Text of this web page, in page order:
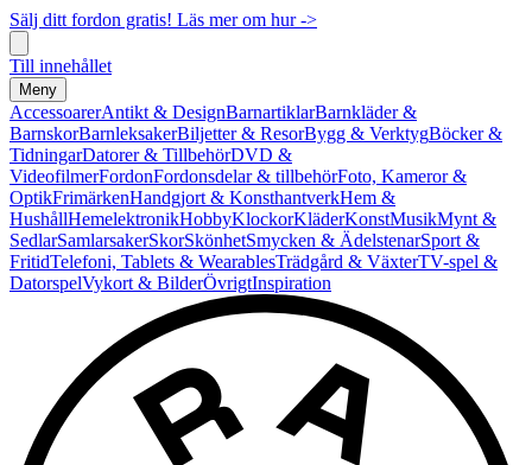
Sälj ditt fordon gratis! Läs mer om hur ->
Till innehållet
Meny
AccessoarerAntikt & DesignBarnartiklarBarnkläder &
BarnskorBarnleksakerBiljetter & ResorBygg & VerktygBöcker &
TidningarDatorer & TillbehörDVD &
VideofilmerFordonFordonsdelar & tillbehörFoto, Kameror &
OptikFrimärkenHandgjort & KonsthantverkHem &
HushållHemelektronikHobbyKlockorKläderKonstMusikMynt &
SedlarSamlarsakerSkorSkönhetSmycken & ÄdelstenarSport &
FritidTelefoni, Tablets & WearablesTrädgård & VäxterTV-spel &
DatorspelVykort & BilderÖvrigtInspiration